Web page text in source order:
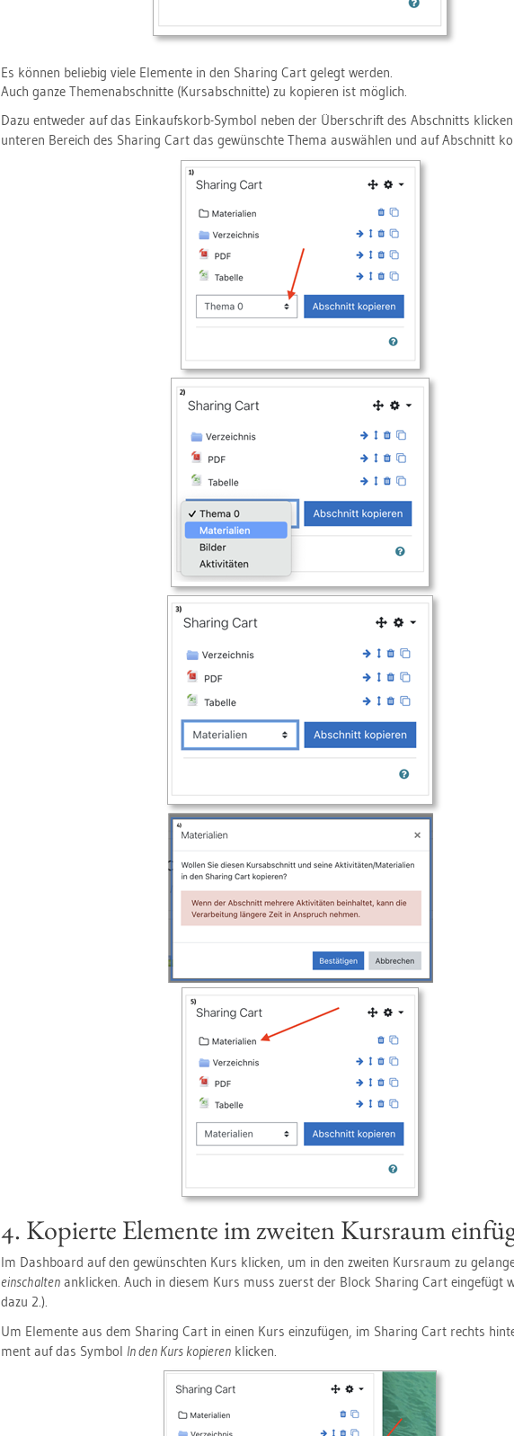
Es kön­nen be­lie­big viele Ele­men­te in den Sharing Cart ge­legt wer­den.
Auch ganze The­men­ab­schnit­te (Kurs­ab­schnit­te) zu ko­pie­ren ist mög­lich.
Dazu ent­we­der auf das Ein­kaufs­korb-Sym­bol neben der Über­schrift des Ab­schnitts
un­te­ren Be­reich des Sharing Cart das ge­wünsch­te Thema aus­wäh­len und auf Ab­schnitt
4. Ko­pier­te Ele­men­te im zwei­ten Kurs­raum
Im Da­sh­board auf den ge­wünsch­ten Kurs kli­cken, um in den zwei­ten Kurs­raum zu
ein­schal­tenan­kli­cken. Auch in die­sem Kurs muss zu­erst der Block Sharing Cart ein­ge­fügt
dazu 2.).
Um Ele­men­te aus dem Sharing Cart in einen Kurs ein­zu­fü­gen, im Sharing Cart rechts
ment auf das Sym­bol In den Kurs ko­pie­renkli­cken.